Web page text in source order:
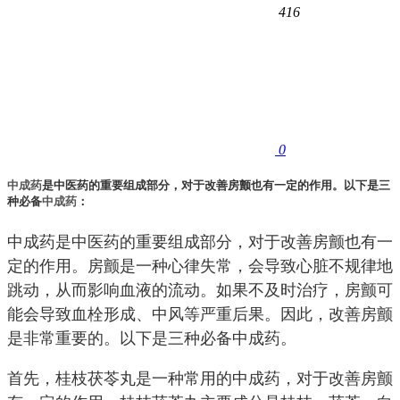
416
0
中成药是中医药的重要组成部分，对于改善房颤也有一定的作用。以下是三
种必备中成药 ：
中成药是中医药的重要组成部分，对于改善房颤也有一
定的作用。房颤是一种心律失常，会导致心脏不规律地
跳动，从而影响血液的流动。如果不及时治疗，房颤可
能会导致血栓形成、中风等严重后果。因此，改善房颤
是非常重要的。以下是三种必备中成药。
首先，桂枝茯苓丸是一种常用的中成药，对于改善房颤